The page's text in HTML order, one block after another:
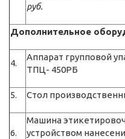
руб.
Дополнительное
4.
Аппарат групповой
ТПЦ- 450РБ
5. Стол
6.
Машина
устройством